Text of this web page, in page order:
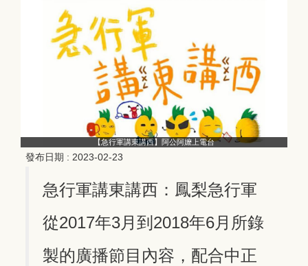
【急行軍講東講西】阿公阿嬤上電台
發布日期 : 2023-02-23
急行軍講東講西：鳳梨急行軍
從2017年3月到2018年6月所錄
製的廣播節目內容，配合中正